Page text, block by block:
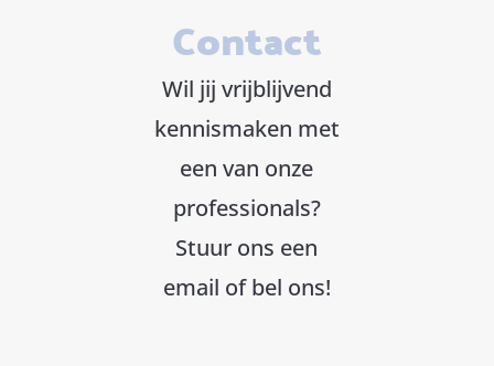
Contact
Wil jij vrijblijvend
kennismaken met
een van onze
professionals?
Stuur ons een
email of bel ons!